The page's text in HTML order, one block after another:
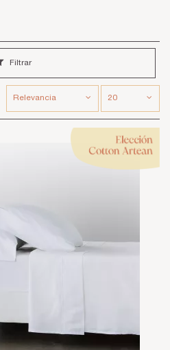
Filtrar
Relevancia 20